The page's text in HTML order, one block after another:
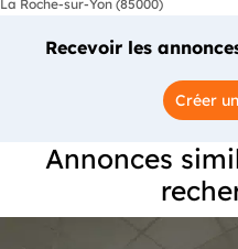
La Roche-sur-Yon (85000)
Recevoir les
Créer
Annonces